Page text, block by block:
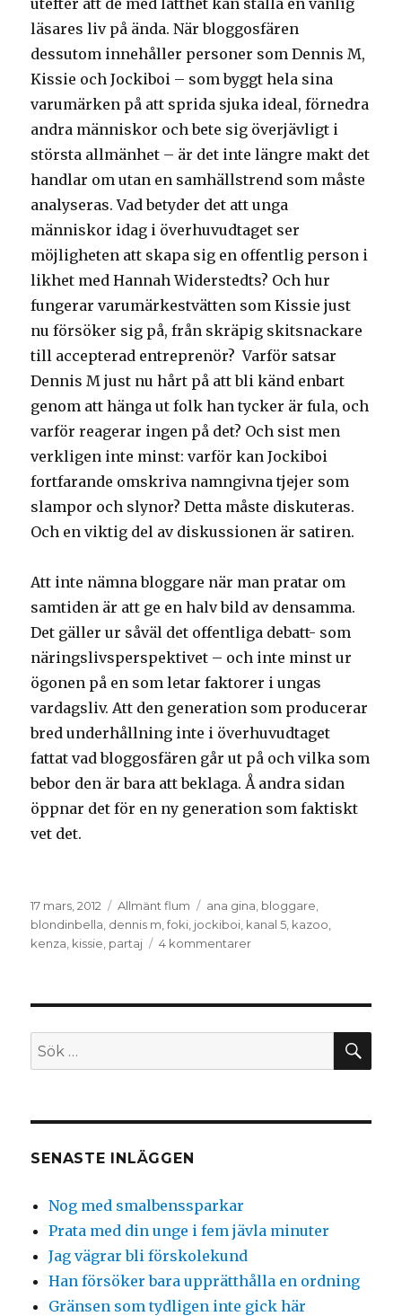
utefter att de med lätthet kan ställa en vanlig
läsares liv på ända. När bloggosfären
dessutom innehåller personer som Dennis M,
Kissie och Jockiboi – som byggt hela sina
varumärken på att sprida sjuka ideal, förnedra
andra människor och bete sig överjävligt i
största allmänhet – är det inte längre makt det
handlar om utan en samhällstrend som måste
analyseras. Vad betyder det att unga
människor idag i överhuvudtaget ser
möjligheten att skapa sig en offentlig person i
likhet med Hannah Widerstedts? Och hur
fungerar varumärkestvätten som Kissie just
nu försöker sig på, från skräpig skitsnackare
till accepterad entreprenör? Varför satsar
Dennis M just nu hårt på att bli känd enbart
genom att hänga ut folk han tycker är fula, och
varför reagerar ingen på det? Och sist men
verkligen inte minst: varför kan Jockiboi
fortfarande omskriva namngivna tjejer som
slampor och slynor? Detta måste diskuteras.
Och en viktig del av diskussionen är satiren.
Att inte nämna bloggare när man pratar om
samtiden är att ge en halv bild av densamma.
Det gäller ur såväl det offentliga debatt- som
näringslivsperspektivet – och inte minst ur
ögonen på en som letar faktorer i ungas
vardagsliv. Att den generation som producerar
bred underhållning inte i överhuvudtaget
fattat vad bloggosfären går ut på och vilka som
bebor den är bara att beklaga. Å andra sidan
öppnar det för en ny generation som faktiskt
vet det.
Postat
17 mars, 2012 Kategorier
Allmänt flum Taggar
ana gina bloggare
blondinbella dennis m ,foki jockiboi kanal 5 kazoo
kenza kissie partaj 4 kommentarertill
Sök
efter:
SENASTE INLÄGGEN
Nog med smalbenssparkar
Prata med din unge i fem jävla minuter
Jag vägrar bli förskolekund
Han försöker bara upprätthålla en ordning
Gränsen som tydligen inte gick här